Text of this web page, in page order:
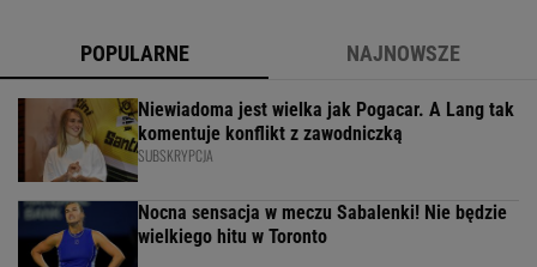
POPULARNE NAJNOWSZE
Niewiadoma jest wielka jak Pogacar. A Lang tak
komentuje konflikt z zawodniczką
SUBSKRYPCJA
Nocna sensacja w meczu Sabalenki! Nie będzie
wielkiego hitu w Toronto